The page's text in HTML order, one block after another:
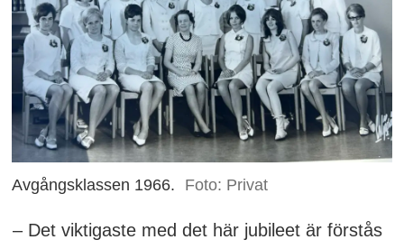
Avgångsklassen 1966. Foto: Privat
– Det viktigaste med det här jubileet är förstås